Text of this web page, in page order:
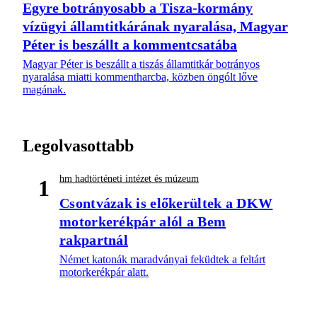
Egyre botrányosabb a Tisza-kormány
vízügyi államtitkárának nyaralása, Magyar
Péter is beszállt a kommentcsatába
Magyar Péter is beszállt a tiszás államtitkár botrányos
nyaralása miatti kommentharcba, közben öngólt lőve
magának.
Legolvasottabb
1 hm hadtörténeti intézet és múzeum
Csontvázak is előkerültek a DKW
motorkerékpár alól a Bem
rakpartnál
Német katonák maradványai feküdtek a feltárt
motorkerékpár alatt.